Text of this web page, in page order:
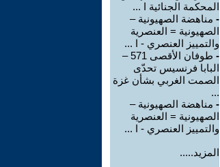
المحكمة الجنائية ا ...
- مناهضة الصهيونية –
الصهيونية = العنصرية
والتمييز العنصري - ا ...
-
طوفان الأقصى 571 –
البابا فرنسيس تحدّى
الصمت الغربي بشأن غزة
...
- مناهضة الصهيونية –
الصهيونية = العنصرية
والتمييز العنصري - ا ...
المزيد.....